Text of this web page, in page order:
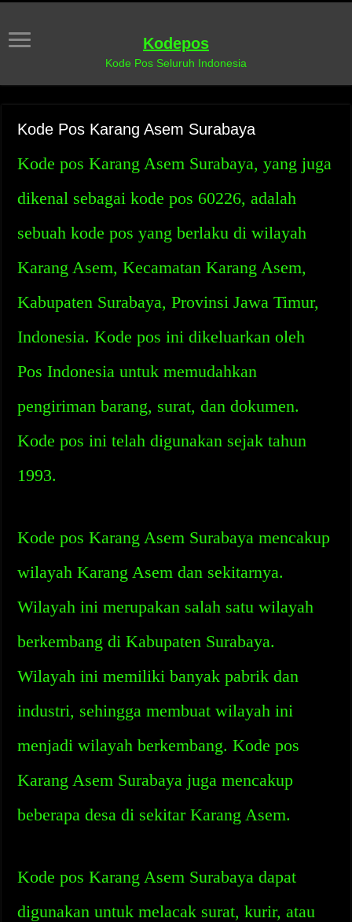
Kodepos
Kode Pos Seluruh Indonesia
Kode Pos Karang Asem Surabaya
Kode pos Karang Asem Surabaya, yang juga
dikenal sebagai kode pos 60226, adalah
sebuah kode pos yang berlaku di wilayah
Karang Asem, Kecamatan Karang Asem,
Kabupaten Surabaya, Provinsi Jawa Timur,
Indonesia. Kode pos ini dikeluarkan oleh
Pos Indonesia untuk memudahkan
pengiriman barang, surat, dan dokumen.
Kode pos ini telah digunakan sejak tahun
1993.
Kode pos Karang Asem Surabaya mencakup
wilayah Karang Asem dan sekitarnya.
Wilayah ini merupakan salah satu wilayah
berkembang di Kabupaten Surabaya.
Wilayah ini memiliki banyak pabrik dan
industri, sehingga membuat wilayah ini
menjadi wilayah berkembang. Kode pos
Karang Asem Surabaya juga mencakup
beberapa desa di sekitar Karang Asem.
Kode pos Karang Asem Surabaya dapat
digunakan untuk melacak surat, kurir, atau